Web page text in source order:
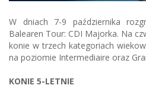
W dniach 7-9 października
Balearen Tour: CDI Majorka. Na
konie w trzech kategoriach
na poziomie Intermediaire oraz
KONIE 5-LETNIE